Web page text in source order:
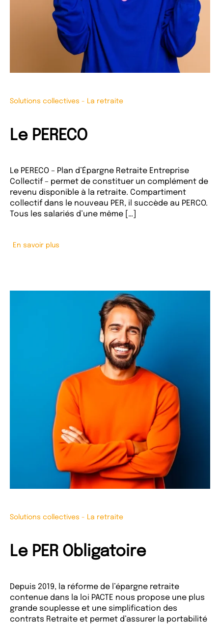
Solutions collectives - La retraite
Le PERECO
Le PERECO – Plan d’Épargne Retraite Entreprise
Collectif – permet de constituer un complément de
revenu disponible à la retraite. Compartiment
collectif dans le nouveau PER, il succède au PERCO.
Tous les salariés d’une même […]
En savoir plus
Solutions collectives - La retraite
Le PER Obligatoire
Depuis 2019, la réforme de l’épargne retraite
contenue dans la loi PACTE nous propose une plus
grande souplesse et une simplification des
contrats Retraite et permet d’assurer la portabilité